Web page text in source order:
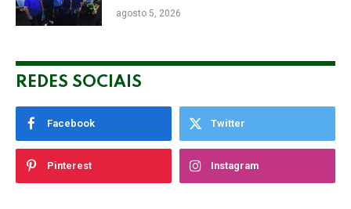
Neto: “Irei lutar voto a voto na sua
campanha”
agosto 5, 2026
REDES SOCIAIS
Facebook Twitter
Pinterest Instagram